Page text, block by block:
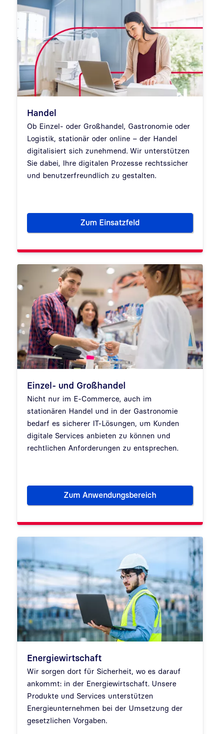
Handel
Ob Einzel- oder Großhandel, Gastronomie oder
Logistik, stationär oder online – der Handel
digitalisiert sich zunehmend. Wir unterstützen
Sie dabei, Ihre digitalen Prozesse rechtssicher
und benutzerfreundlich zu gestalten.
Zum Einsatzfeld
Handel
Einzel- und Großhandel
Nicht nur im E-Commerce, auch im
stationären Handel und in der Gastronomie
bedarf es sicherer IT-Lösungen, um Kunden
digitale Services anbieten zu können und
rechtlichen Anforderungen zu entsprechen.
Zum Anwendungsbereich
Einzel- und Großhandel
Energiewirtschaft
Wir sorgen dort für Sicherheit, wo es darauf
ankommt: in der Energiewirtschaft. Unsere
Produkte und Services unterstützen
Energieunternehmen bei der Umsetzung der
gesetzlichen Vorgaben.